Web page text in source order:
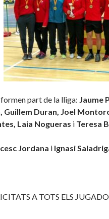
part de la lliga: Jaume
Guillem Duran, Joel
Laia Nogueras i Teresa
Jordana i Ignasi
A TOTS ELS